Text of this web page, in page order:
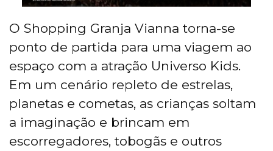
O Shopping Granja Vianna torna-se
ponto de partida para uma viagem ao
espaço com a atração Universo Kids.
Em um cenário repleto de estrelas,
planetas e cometas, as crianças soltam
a imaginação e brincam em
escorregadores, tobogãs e outros